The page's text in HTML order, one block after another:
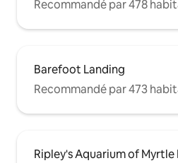
Recommandé par 478
Barefoot Landing
Recommandé par 473
Ripley's Aquarium of Myrtle